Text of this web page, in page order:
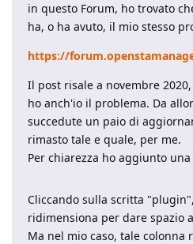
in questo Forum, ho trovato
ha, o ha avuto, il mio stesso
https://
Il post risale a novembre
ho anch'io il problema. Da
succedute un paio di
rimasto tale e quale, per me.
Per chiarezza ho aggiunto
Cliccando sulla scritta
ridimensiona per dare spazio
Ma nel mio caso, tale colonna